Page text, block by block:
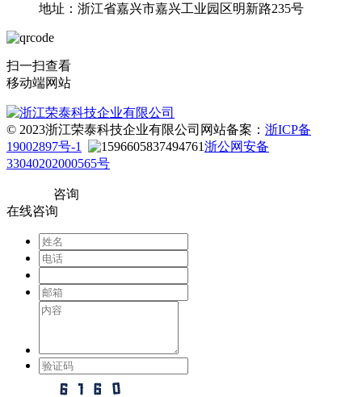
地址：浙江省嘉兴市嘉兴工业园区明新路235号
扫一扫查看
移动端网站
© 2023浙江荣泰科技企业有限公司 网站备案： 浙ICP备
19002897号-1
浙公网安备
33040202000565号
咨询
在线咨询